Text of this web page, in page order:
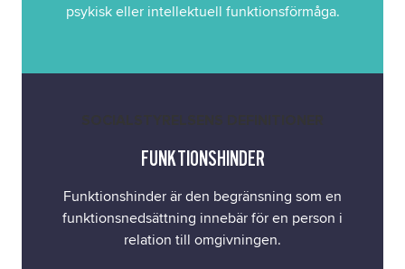
psykisk eller intellektuell funktionsförmåga.
FUNKTIONSHINDER
Funktionshinder är den begränsning som en
funktionsnedsättning innebär för en person i
relation till omgivningen.